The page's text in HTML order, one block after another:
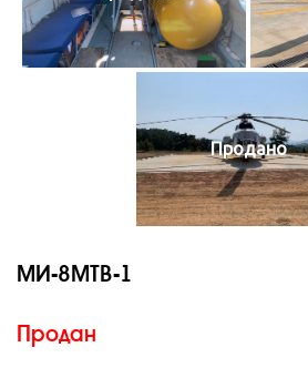
Продано
МИ-8МТВ-1
Продан